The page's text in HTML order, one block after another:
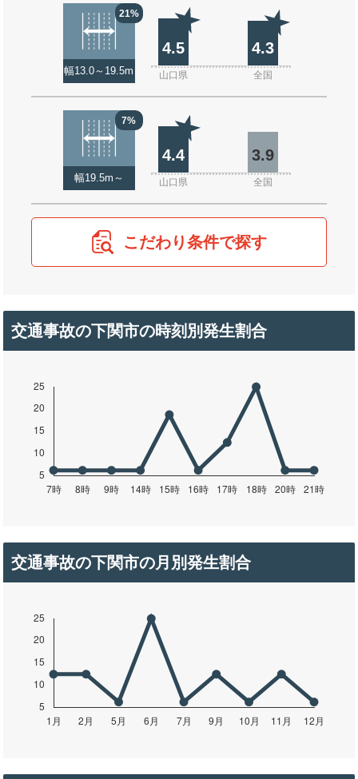
21%
幅13.0～19.5m
4.5 4.3
山口県 全国
7%
幅19.5m～
4.4 3.9
山口県 全国
こだわり条件で探す
交通事故の下関市の時刻別発生割合
交通事故の下関市の月別発生割合